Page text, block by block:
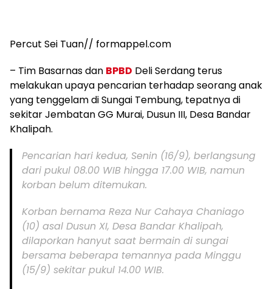
Percut Sei Tuan// formappel.com
– Tim Basarnas dan BPBD Deli Serdang terus
melakukan upaya pencarian terhadap seorang anak
yang tenggelam di Sungai Tembung, tepatnya di
sekitar Jembatan GG Murai, Dusun III, Desa Bandar
Khalipah.
Pencarian hari kedua, Senin (16/9), berlangsung
dari pukul 08.00 WIB hingga 17.00 WIB, namun
korban belum ditemukan.
Korban bernama Reza Nur Cahaya Chaniago
(10) asal Dusun XI, Desa Bandar Khalipah,
dilaporkan hanyut saat bermain di sungai
bersama beberapa temannya pada Minggu
(15/9) sekitar pukul 14.00 WIB.